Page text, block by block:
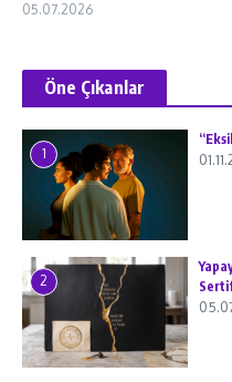
05.07.2026
Öne Çıkanlar
1
2